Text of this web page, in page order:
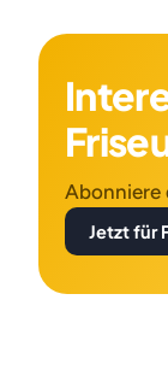
Abonniere
Jetzt für